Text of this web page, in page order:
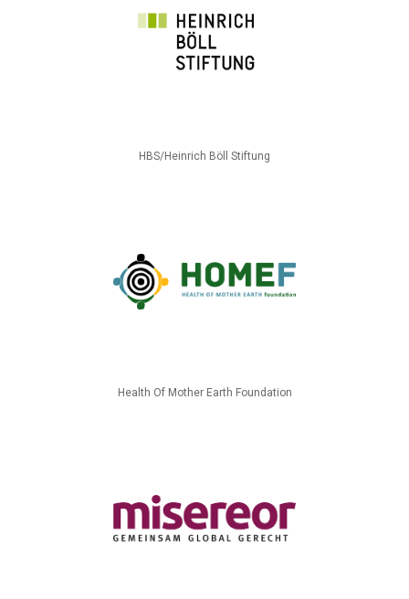
HBS/Heinrich Böll Stiftung
Health Of Mother Earth Foundation